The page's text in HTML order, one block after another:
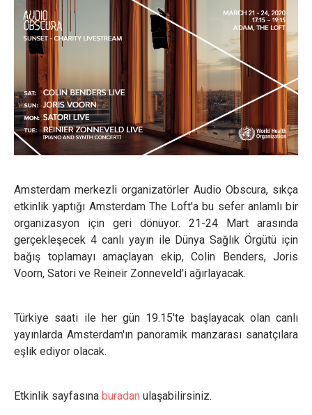
Amsterdam merkezli organizatörler Audio Obscura, sıkça
etkinlik yaptığı Amsterdam The Loft'a bu sefer anlamlı bir
organizasyon için geri dönüyor. 21-24 Mart arasında
gerçekleşecek 4 canlı yayın ile Dünya Sağlık Örgütü için
bağış toplamayı amaçlayan ekip, Colin Benders, Joris
Voorn, Satori ve Reineir Zonneveld'i ağırlayacak.
Türkiye saati ile her gün 19.15'te başlayacak olan canlı
yayınlarda Amsterdam'ın panoramik manzarası sanatçılara
eşlik ediyor olacak.
Etkinlik sayfasına buradan ulaşabilirsiniz.